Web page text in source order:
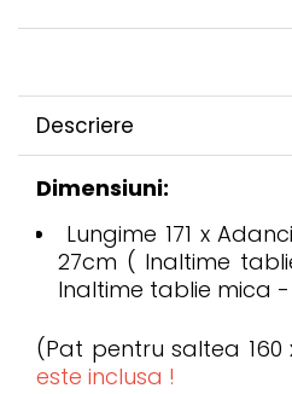
Descriere
Dimensiuni:
Lungime 171 x
27cm ( Inaltime
Inaltime tablie mica -
(Pat pentru saltea 160
este inclusa !